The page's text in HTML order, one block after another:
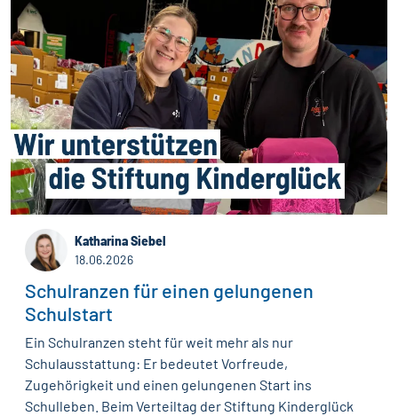
Katharina Siebel
18.06.2026
Schulranzen für einen gelungenen
Schulstart
Ein Schulranzen steht für weit mehr als nur
Schulausstattung: Er bedeutet Vorfreude,
Zugehörigkeit und einen gelungenen Start ins
Schulleben. Beim Verteiltag der Stiftung Kinderglück